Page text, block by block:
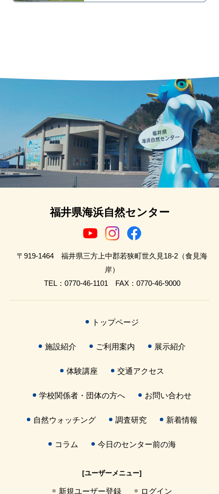
福井県海浜自然センター
〒919-1464 福井県三方上中郡若狭町世久見18-2（食見海
岸）
TEL：0770-46-1101 FAX：0770-46-9000
トップページ
施設紹介 ご利用案内 展示紹介
体験講座 交通アクセス
学校関係者・団体の方へ お問い合わせ
自然ウォッチング 調査研究 新着情報
コラム 今日のセンター前の海
[ユーザーメニュー]
新規ユーザー登録 ログイン